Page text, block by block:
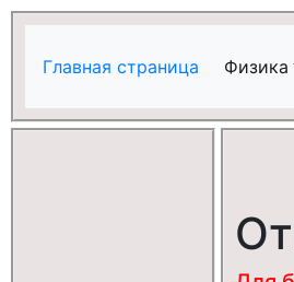
Главная страница Физика